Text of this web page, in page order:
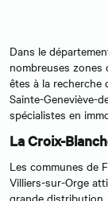
Dans le
nombreuses zones
êtes à la recherche
Sainte-Geneviève-
spécialistes en
La Croix-
Les communes de
Villiers-sur-Orge